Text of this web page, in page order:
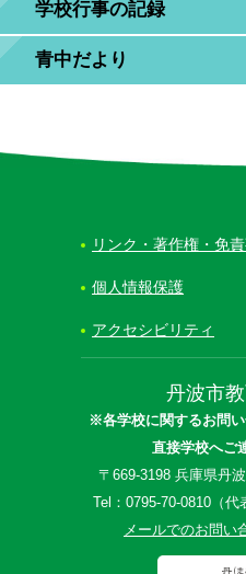
学校行事の記録
青中だより
丹波市
※各学校に関するお問い
直接学校へご
〒669-3198 兵庫県丹
Tel：0795-70-0810（
メールでのお問い
リンク・著作権・免
個人情報保護
アクセシビリティ